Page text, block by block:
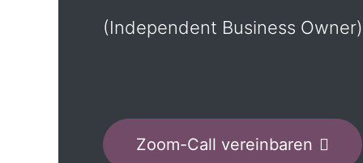
(Independent Business Owner)
Zoom-Call vereinbaren